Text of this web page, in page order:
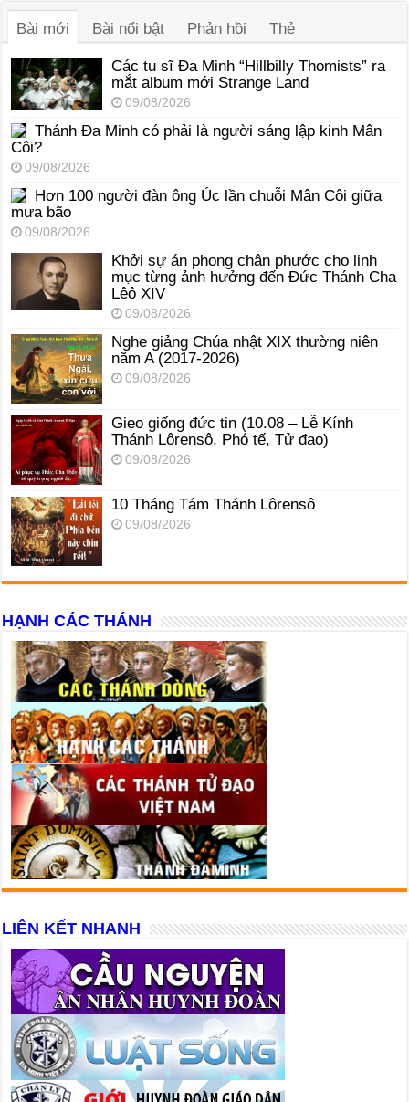
Bài mới
Bài nổi bật Phản hồi Thẻ
Các tu sĩ Đa Minh “Hillbilly Thomists” ra
mắt album mới Strange Land
09/08/2026
Thánh Đa Minh có phải là người sáng lập kinh Mân
Côi?
09/08/2026
Hơn 100 người đàn ông Úc lần chuỗi Mân Côi giữa
mưa bão
09/08/2026
Khởi sự án phong chân phước cho linh
mục từng ảnh hưởng đến Đức Thánh Cha
Lêô XIV
09/08/2026
Nghe giảng Chúa nhật XIX thường niên
năm A (2017-2026)
09/08/2026
Gieo giống đức tin (10.08 – Lễ Kính
Thánh Lôrensô, Phó tế, Tử đạo)
09/08/2026
10 Tháng Tám Thánh Lôrensô
09/08/2026
HẠNH CÁC THÁNH
LIÊN KẾT NHANH